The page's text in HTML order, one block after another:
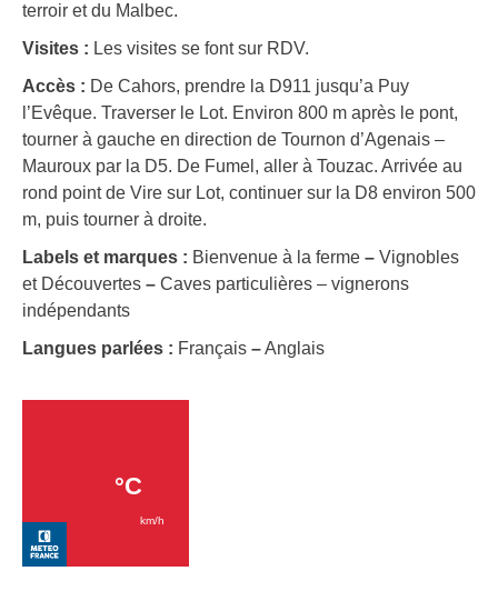
terroir et du Malbec.
Visites : Les visites se font sur RDV.
Accès : De Cahors, prendre la D911 jusqu’a Puy
l’Evêque. Traverser le Lot. Environ 800 m après le pont,
tourner à gauche en direction de Tournon d’Agenais –
Mauroux par la D5. De Fumel, aller à Touzac. Arrivée au
rond point de Vire sur Lot, continuer sur la D8 environ 500
m, puis tourner à droite.
Labels et marques : Bienvenue à la ferme – Vignobles
et Découvertes – Caves particulières – vignerons
indépendants
Langues parlées : Français –Anglais